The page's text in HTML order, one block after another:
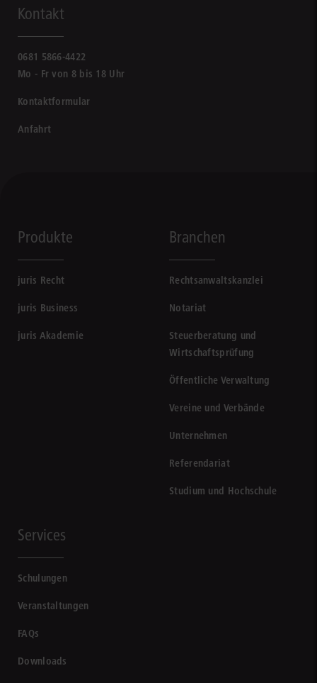
Kontakt
0681 5866-4422
Mo - Fr von 8 bis 18 Uhr
Kontaktformular
Anfahrt
Produkte
juris Recht
juris Business
juris Akademie
Branchen
Rechtsanwaltskanzlei
Notariat
Steuerberatung und
Wirtschaftsprüfung
Öffentliche Verwaltung
Vereine und Verbände
Unternehmen
Referendariat
Studium und Hochschule
Services
Schulungen
Veranstaltungen
FAQs
Downloads